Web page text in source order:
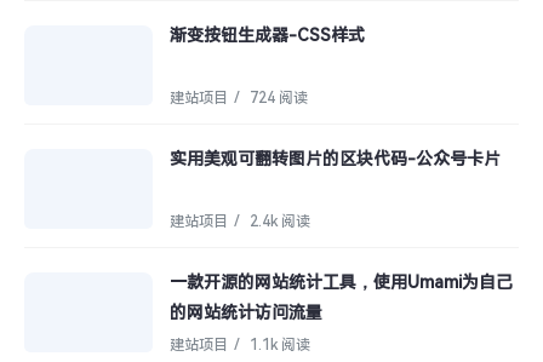
渐变按钮生成器-CSS样式
建站项目 / 724 阅读
实用美观可翻转图片的区块代码-公众号卡片
建站项目 / 2.4k 阅读
一款开源的网站统计工具，使用Umami为自己
的网站统计访问流量
建站项目 / 1.1k 阅读